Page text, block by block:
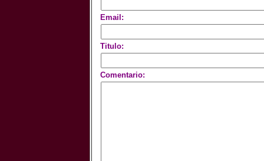
Email:
Titulo:
Comentario: